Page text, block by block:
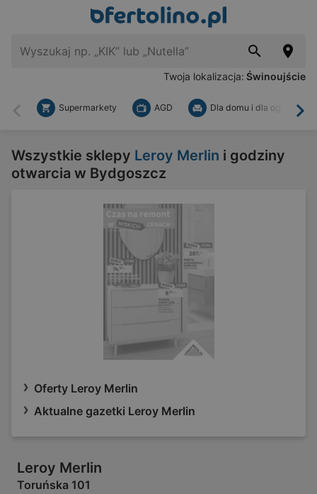
Twoja lokalizacja: Świnoujście
Wstecz
Supermarkety AGD Dla domu i dla ogrodu
Wszystkie sklepy Leroy Merlin i godziny
otwarcia w Bydgoszcz
Oferty Leroy Merlin
Aktualne gazetki Leroy Merlin
Leroy Merlin
Toruńska 101